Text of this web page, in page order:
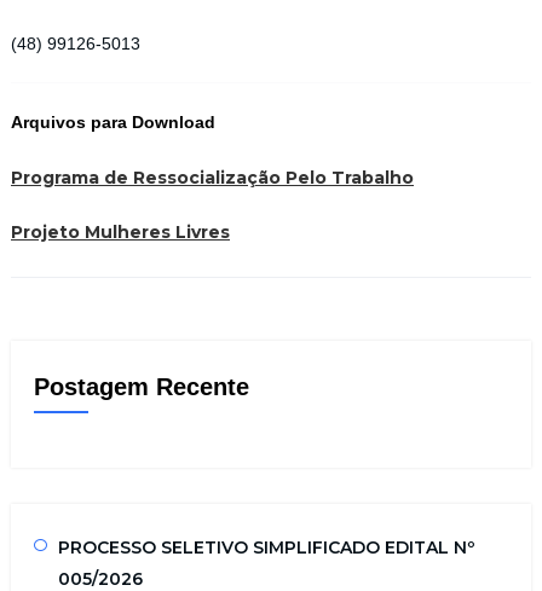
(48) 99126-5013
Arquivos para Download
Programa de Ressocialização Pelo Trabalho
Projeto Mulheres Livres
Postagem Recente
PROCESSO SELETIVO SIMPLIFICADO EDITAL Nº
005/2026